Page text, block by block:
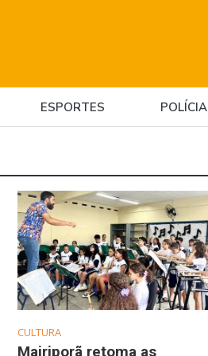
ESPORTES POLÍCIA
CULTURA
Mairiporã retoma as